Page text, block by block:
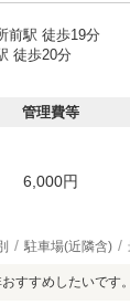
前駅 徒歩19分
徒歩20分
管理費等
6,000円
駐車場(近隣含)
すすめしたいです。